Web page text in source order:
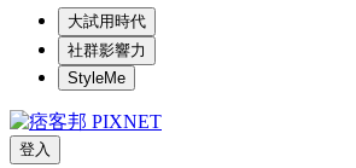
大試用時代
社群影響力
StyleMe
登入